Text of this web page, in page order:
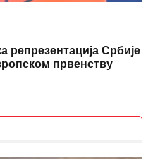
репрезентација Србије
првенству